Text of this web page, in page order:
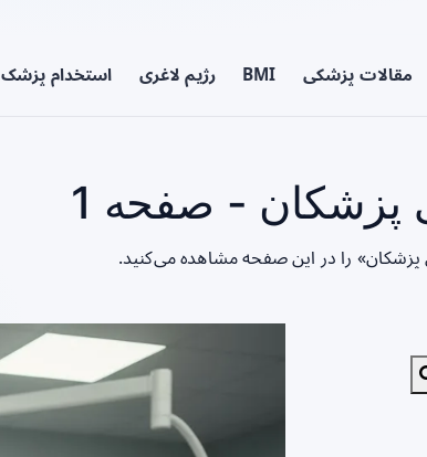
مقالات پزشکی BMI رژیم لاغری استخدام پزشک
- صفحه 1
پزشکان» را در این صفحه مشاهده می‌کنید.